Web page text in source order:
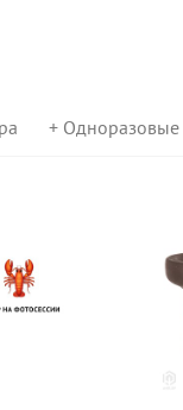
+